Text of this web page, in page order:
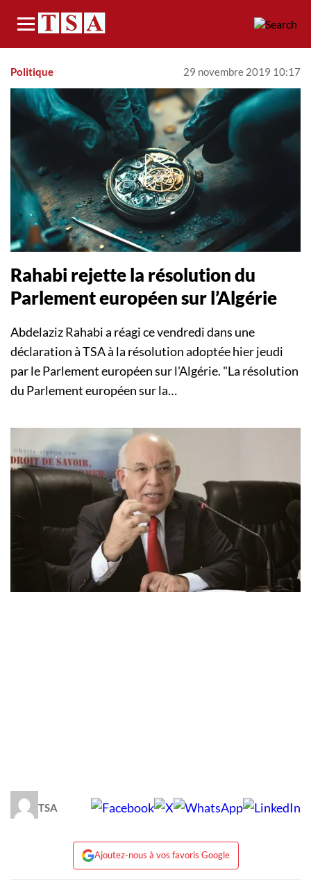
Menu
Politique 29 novembre 2019 10:17
Rahabi rejette la résolution du
Parlement européen sur l’Algérie
Abdelaziz Rahabi a réagi ce vendredi dans une
déclaration à TSA à la résolution adoptée hier jeudi
par le Parlement européen sur l'Algérie. "La résolution
du Parlement européen sur la…
TSA
Ajoutez-nous à vos favoris Google